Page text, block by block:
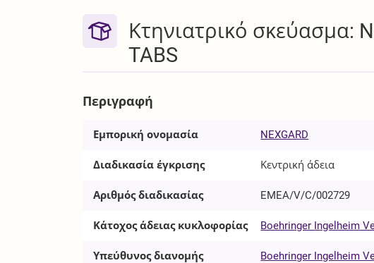
Κτηνιατρικό σκεύασμα:
TABS
Περιγραφή
Εμπορική ονομασία NEXGARD
Διαδικασία έγκρισης Κεντρική άδεια
Αριθμός διαδικασίας EMEA/V/C/002729
Κάτοχος άδειας κυκλοφορίας Boehringer Ingelheim
Υπεύθυνος διανομής Boehringer Ingelheim